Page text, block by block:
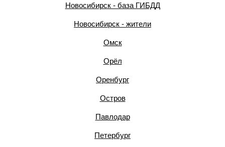
Новосибирск - база ГИБДД
Новосибирск - жители
Омск
Орёл
Оренбург
Остров
Павлодар
Петербург